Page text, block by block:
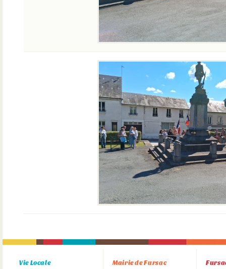
Vie Locale
Mairie de Fursac